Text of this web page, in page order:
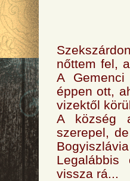
nőttem fel,
A
éppen ott,
vizektől
A község
szerepel,
vissza rá...